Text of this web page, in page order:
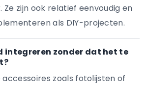
zijn ook relatief eenvoudig en
als DIY-projecten.
integreren zonder dat het te
accessoires zoals fotolijsten of